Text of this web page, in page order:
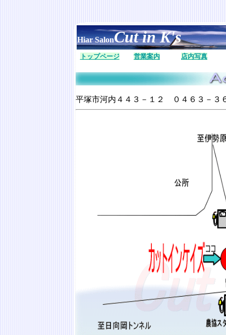
Hiar SalonCut in K's
トップページ 営業案内 店内写真
平塚市河内４４３－１２ ０４６３